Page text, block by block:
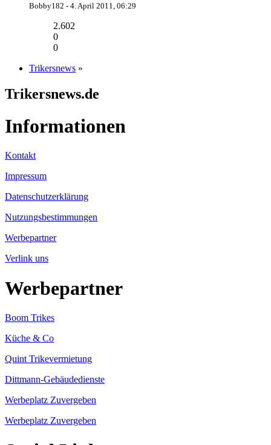
Bobby182 - 4. April 2011, 06:29
2.602
0
0
Trikersnews »
Trikersnews.de
Informationen
Kontakt
Impressum
Datenschutzerklärung
Nutzungsbestimmungen
Werbepartner
Verlink uns
Werbepartner
Boom Trikes
Küche & Co
Quint Trikevermietung
Dittmann-Gebäudedienste
Werbeplatz Zuvergeben
Werbeplatz Zuvergeben